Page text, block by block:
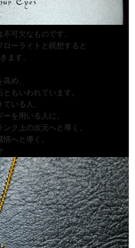
可欠なものです。
ーライトと瞑想すると
ます。
め、
もいわれています。
いる人、
を用いる人に。
ク上の次元へと導く。
へと導く。